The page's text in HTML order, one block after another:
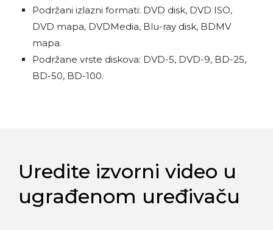
Podržani izlazni formati: DVD disk, DVD ISO,
DVD mapa, DVDMedia, Blu-ray disk, BDMV
mapa.
Podržane vrste diskova: DVD-5, DVD-9, BD-25,
BD-50, BD-100.
Uredite izvorni video u
ugrađenom uređivaču